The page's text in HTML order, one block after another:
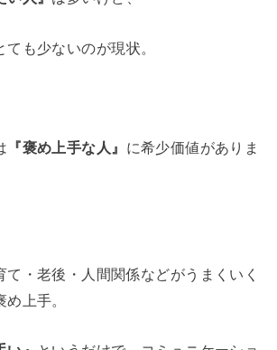
ても少ないのが現状。
『褒め上手な人』 に希少価値がありま
て・老後・人間関係などがうまくいく
上手。